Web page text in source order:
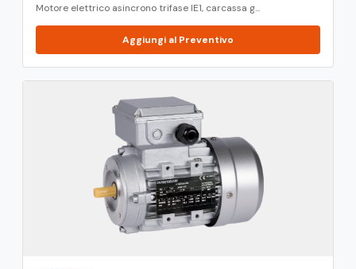
Motore elettrico asincrono trifase IE1, carcassa g...
Aggiungi al Preventivo